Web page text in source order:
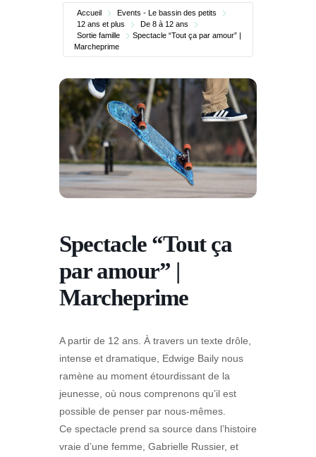
Accueil
Events - Le bassin des petits
12 ans et plus
De 8 à 12 ans
Sortie famille
Spectacle “Tout ça par amour” |
Marcheprime
Spectacle “Tout ça
par amour” |
Marcheprime
A partir de 12 ans. À travers un texte drôle,
intense et dramatique, Edwige Baily nous
ramène au moment étourdissant de la
jeunesse, où nous comprenons qu’il est
possible de penser par nous-mêmes.
Ce spectacle prend sa source dans l’histoire
vraie d’une femme, Gabrielle Russier, et